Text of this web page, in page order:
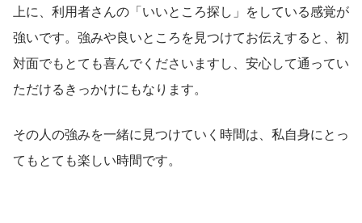
上に、利用者さんの「いいところ探し」をしている感覚が
強いです。強みや良いところを見つけてお伝えすると、初
対面でもとても喜んでくださいますし、安心して通ってい
ただけるきっかけにもなります。
その人の強みを一緒に見つけていく時間は、私自身にとっ
てもとても楽しい時間です。